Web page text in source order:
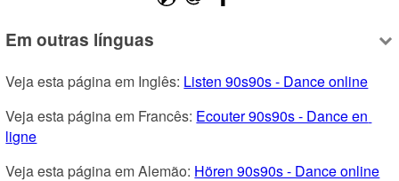
Em outras línguas
Veja esta página em Inglês: Listen 90s90s - Dance online
Veja esta página em Francês: Ecouter 90s90s - Dance en
ligne
Veja esta página em Alemão: Hören 90s90s - Dance online